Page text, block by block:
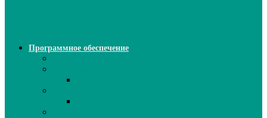
Программное обеспечение